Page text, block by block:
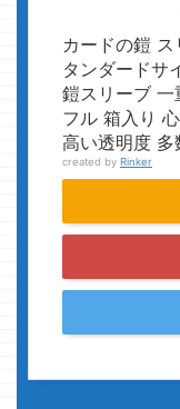
カードの鎧
タンダードサ
鎧スリーブ
フル 箱入り
高い透明度 多
created by Rinker